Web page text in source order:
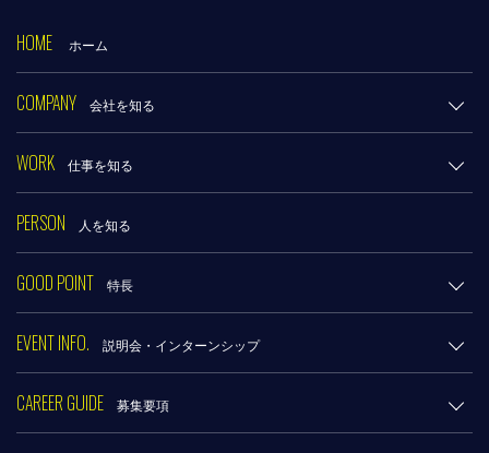
HOME ホーム
COMPANY 会社を知る
WORK 仕事を知る
PERSON 人を知る
GOOD POINT 特長
EVENT INFO. 説明会・インターンシップ
CAREER GUIDE 募集要項